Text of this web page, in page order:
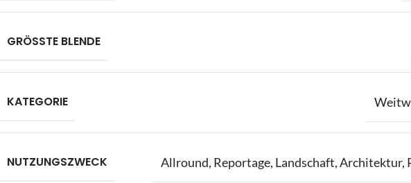
GRÖSSTE BLENDE
KATEGORIE
NUTZUNGSZWECK Allround, Reportage, Landschaft,Architektur,